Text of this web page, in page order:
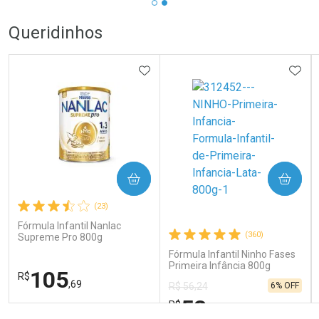
Queridinhos
(23)
Fórmula Infantil Nanlac
Supreme Pro 800g
R$105,69
ADICIONAR AOS FAVORITOS
COMPRAR
(360)
Fórmula Infantil Ninho Fases
Primeira Infância 800g
R$ 56,24
R$53
6% OFF
COMPRAR